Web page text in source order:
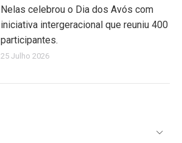
Nelas celebrou o Dia dos Avós com
iniciativa intergeracional que reuniu 400
participantes.
25 Julho 2026